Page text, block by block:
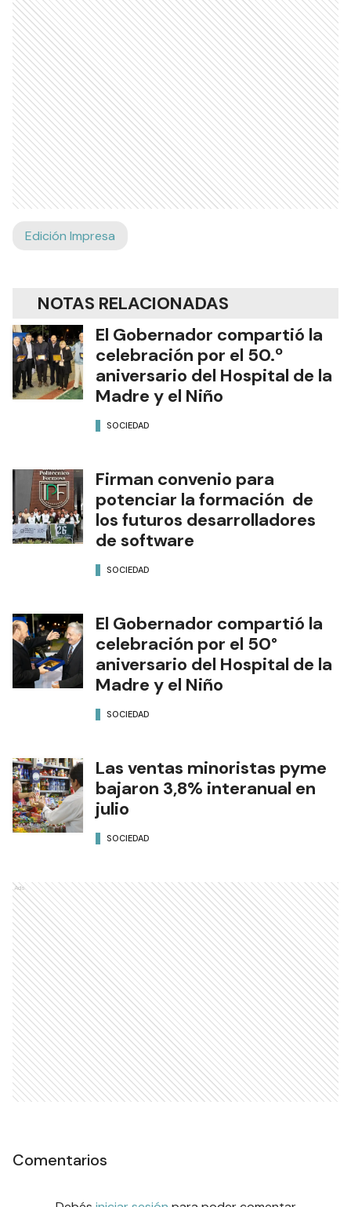
Edición Impresa
NOTAS RELACIONADAS
El Gobernador compartió la
celebración por el 50.º
aniversario del Hospital de la
Madre y el Niño
SOCIEDAD
Firman convenio para
potenciar la formación de
los futuros desarrolladores
de software
SOCIEDAD
El Gobernador compartió la
celebración por el 50°
aniversario del Hospital de la
Madre y el Niño
SOCIEDAD
Las ventas minoristas pyme
bajaron 3,8% interanual en
julio
SOCIEDAD
Ads
Comentarios